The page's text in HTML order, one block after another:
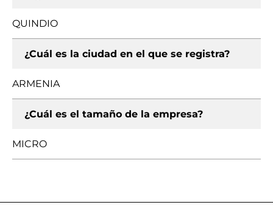
QUINDIO
¿Cuál es la ciudad en el que se registra?
ARMENIA
¿Cuál es el tamaño de la empresa?
MICRO